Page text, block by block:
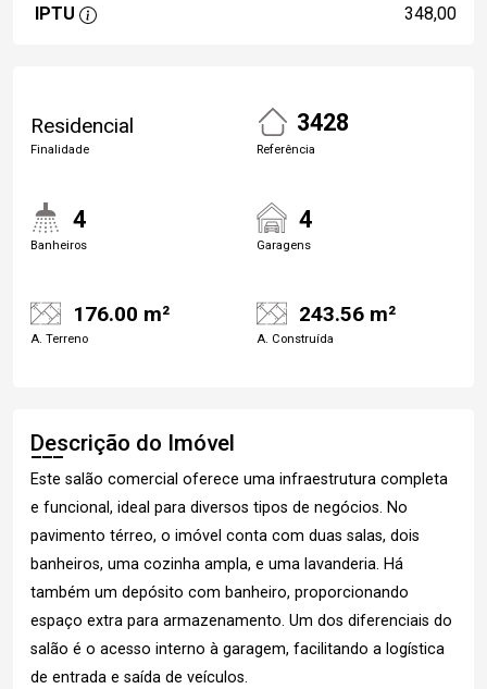
IPTU 348,00
Residencial
Finalidade
3428
Referência
4
Banheiros
4
Garagens
176.00 m²
A. Terreno
243.56 m²
A. Construída
Descrição do Imóvel
Este salão comercial oferece uma infraestrutura completa
e funcional, ideal para diversos tipos de negócios. No
pavimento térreo, o imóvel conta com duas salas, dois
banheiros, uma cozinha ampla, e uma lavanderia. Há
também um depósito com banheiro, proporcionando
espaço extra para armazenamento. Um dos diferenciais do
salão é o acesso interno à garagem, facilitando a logística
de entrada e saída de veículos.